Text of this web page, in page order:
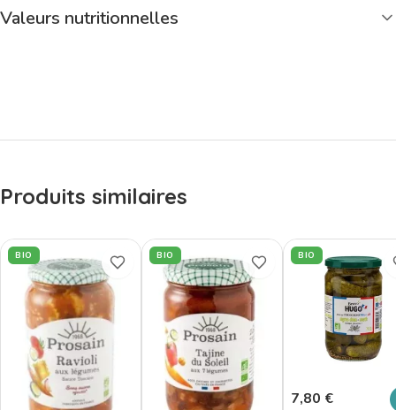
Valeurs nutritionnelles
Produits similaires
BIO BIO BIO
7,80 €